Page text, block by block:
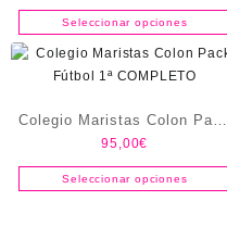
Seleccionar opciones
Colegio Maristas Colon Pack
Fútbol 1ª COMPLETO
95,00€
Seleccionar opciones